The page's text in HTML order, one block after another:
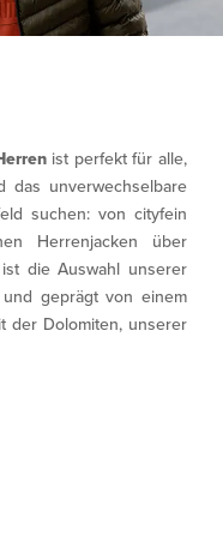
ist perfekt für alle,
das unverwechselbare
suchen: von cityfein
Herrenjacken über
die Auswahl unserer
geprägt von einem
der Dolomiten, unserer